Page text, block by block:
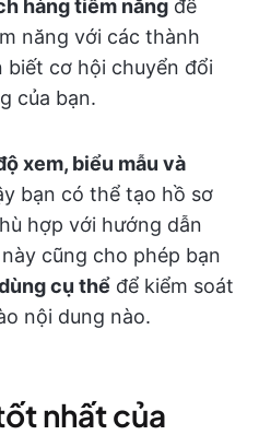
hàng tiềm năng để
năng với các thành
cơ hội chuyển đổi
của bạn.
xem, biểu mẫu và
bạn có thể tạo hồ sơ
hợp với hướng dẫn
cũng cho phép bạn
cụ thể để kiểm soát
nội dung nào.
nhất của